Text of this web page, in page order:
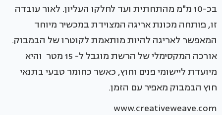
בכ-10 מ"מ מהתחתית ועד לחלקו העליון. לאור עובדה
זו, פותחה מכונת אריגה המצוידת במכשיר מיוחד
המאפשר לאריגה להיות מותאמת לקוטרו של הבמבוק.
אורכה המקסימלי של הרשת מוגבל ל- 15 מטר והיא
מיועדת ליישומי פנים וחוץ, כאשר כחומר טבעי בתנאי
חוץ הבמבוק מאפיר עם הזמן.
www.creativeweave.com